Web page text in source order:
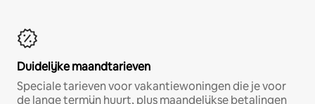
Duidelijke maandtarieven
Speciale tarieven voor vakantiewoningen die je voor
de lange termijn huurt, plus maandelijkse betalingen